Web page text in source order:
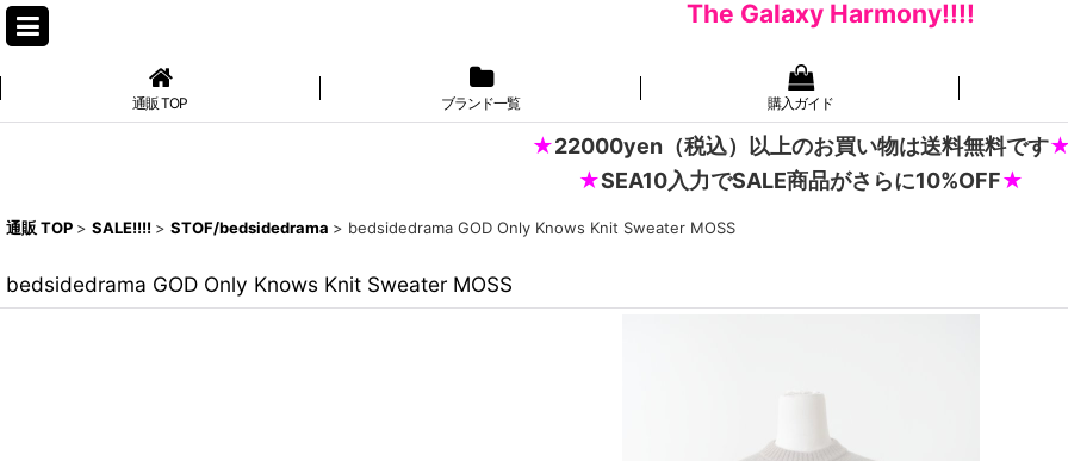
The Galaxy Harmony!!!!
通販 TOP ブランド一覧 購入ガイド
22000yen（税込）以上のお買い物は送料無料です
SEA10入力でSALE商品がさらに10%OFF
通販 TOP > SALE!!!! > STOF/bedsidedrama > bedsidedrama GOD Only Knows Knit Sweater MOSS
bedsidedrama GOD Only Knows Knit Sweater MOSS